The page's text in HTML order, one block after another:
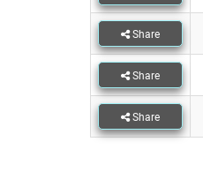
Share
Share
Share